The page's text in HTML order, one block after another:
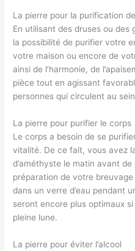
La pierre pour la purification
En utilisant des druses ou des
la possibilité de purifier votre
votre maison ou encore de
ainsi de l’harmonie, de
pièce tout en agissant
personnes qui circulent au
La pierre pour purifier le corps
Le corps a besoin de se
vitalité. De ce fait, vous avez
d’améthyste le matin avant
préparation de votre
dans un verre d’eau pendant
seront encore plus optimaux
pleine lune.
La pierre pour éviter l’alcool